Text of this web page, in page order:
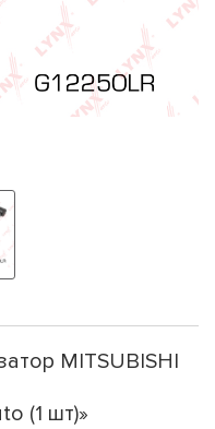
MITSUBISHI
(1 шт)»